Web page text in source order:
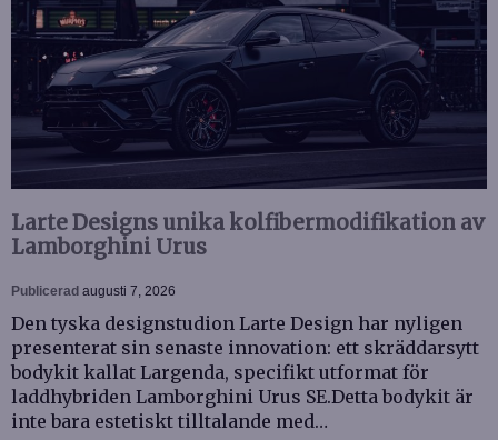
Larte Designs unika kolfibermodifikation av
Lamborghini Urus
Publicerad augusti 7, 2026
Den tyska designstudion Larte Design har nyligen
presenterat sin senaste innovation: ett skräddarsytt
bodykit kallat Largenda, specifikt utformat för
laddhybriden Lamborghini Urus SE.Detta bodykit är
inte bara estetiskt tilltalande med…